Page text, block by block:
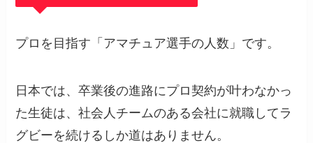
プロを目指す「アマチュア選手の人数」です。
日本では、卒業後の進路にプロ契約が叶わなかっ
た生徒は、社会人チームのある会社に就職してラ
グビーを続けるしか道はありません。